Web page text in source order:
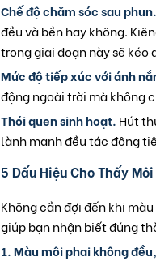
Chế độ chăm sóc sau phun.
đều và bền hay không.
trong giai đoạn này sẽ kéo
Mức độ tiếp xúc với ánh
động ngoài trời mà không
Thói quen sinh hoạt. Hút
lành mạnh đều tác động
5 Dấu Hiệu Cho Thấy
Không cần đợi đến khi
giúp bạn nhận biết đúng
1. Màu môi phai không